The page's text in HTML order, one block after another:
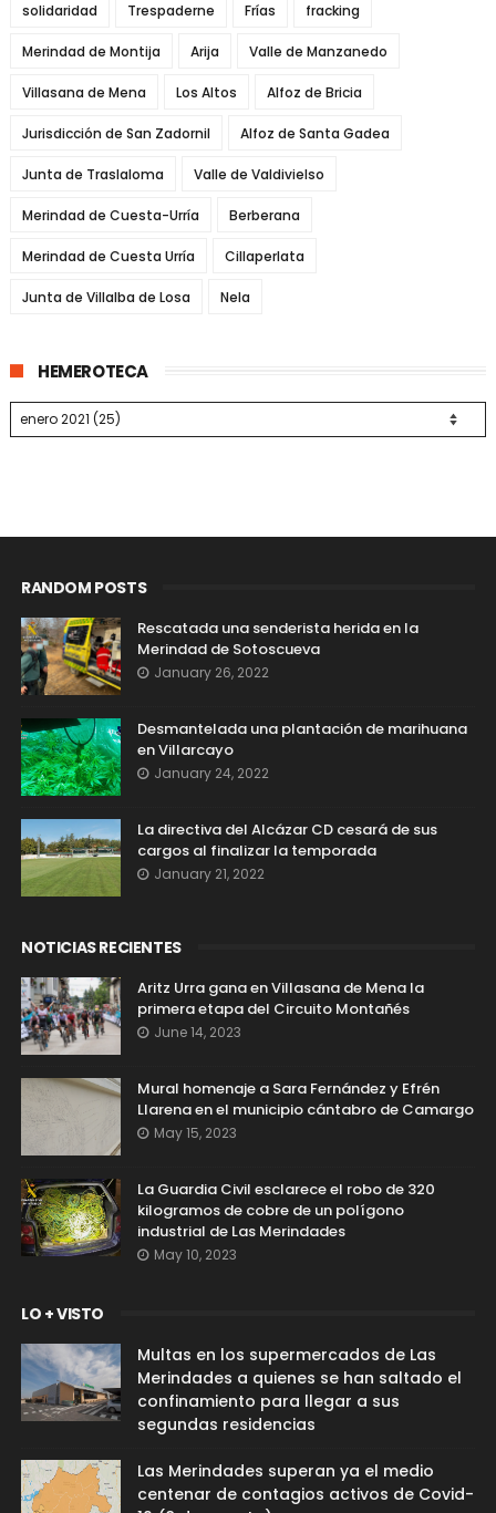
solidaridad Trespaderne Frías fracking
Merindad de Montija Arija Valle de Manzanedo
Villasana de Mena Los Altos Alfoz de Bricia
Jurisdicción de San Zadornil Alfoz de Santa Gadea
Junta de Traslaloma Valle de Valdivielso
Merindad de Cuesta-Urría Berberana
Merindad de Cuesta Urría Cillaperlata
Junta de Villalba de Losa Nela
HEMEROTECA
RANDOM POSTS
Rescatada una senderista herida en la
Merindad de Sotoscueva
January 26, 2022
Desmantelada una plantación de marihuana
en Villarcayo
January 24, 2022
La directiva del Alcázar CD cesará de sus
cargos al finalizar la temporada
January 21, 2022
NOTICIAS RECIENTES
Aritz Urra gana en Villasana de Mena la
primera etapa del Circuito Montañés
June 14, 2023
Mural homenaje a Sara Fernández y Efrén
Llarena en el municipio cántabro de Camargo
May 15, 2023
La Guardia Civil esclarece el robo de 320
kilogramos de cobre de un polígono
industrial de Las Merindades
May 10, 2023
LO + VISTO
Multas en los supermercados de Las
Merindades a quienes se han saltado el
confinamiento para llegar a sus
segundas residencias
Las Merindades superan ya el medio
centenar de contagios activos de Covid-